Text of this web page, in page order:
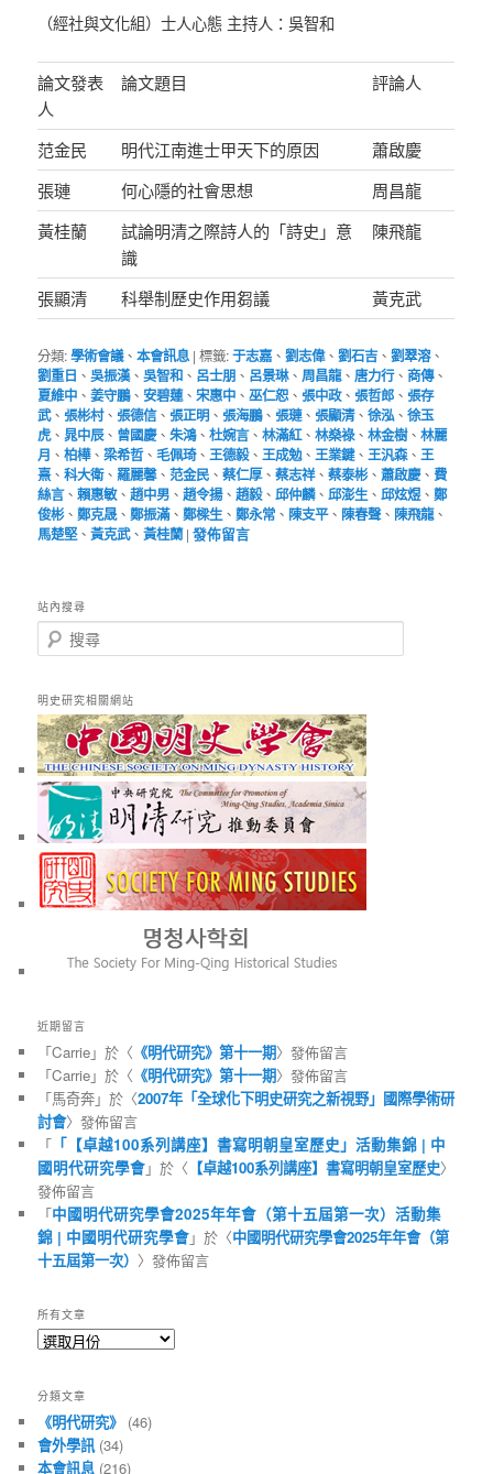
（經社與文化組）士人心態 主持人：吳智和
論文發表
人
論文題目 評論人
范金民 明代江南進士甲天下的原因
蕭啟慶
張璉
何心隱的社會思想
周昌龍
黃桂蘭
試論明清之際詩人的「詩史」意
識
陳飛龍
張顯清 科舉制歷史作用芻議 黃克武
分類:學術會議、本會訊息 |標籤:于志嘉、劉志偉、劉石吉、劉翠溶、
劉重日 、吳振漢、吳智和 、 呂士朋 、 呂景琳、 周昌龍、 唐力行、商傳、
夏維中 、姜守鵬、安碧蓮、 宋惠中 、巫仁恕 、張中政、張哲郎 、張存
武、張彬村、張德信、張正明 、張海鵬、張璉、張顯清、徐泓、徐玉
虎、晁中辰、 曾國慶、朱鴻、杜婉言、林滿紅、林燊祿、林金樹、林麗
月 、柏樺、梁希哲、毛佩琦、王德毅、王成勉、王業鍵、王汎森、王
熹、科大衛、羅麗馨、范金民 、蔡仁厚、蔡志祥、蔡泰彬、蕭啟慶、費
絲言、賴惠敏、趙中男 、趙令揚、趙毅、邱仲麟、邱澎生 、邱炫煜、鄭
俊彬、鄭克晟、鄭振滿、鄭樑生 、鄭永常 、 陳支平、 陳春聲、 陳飛龍、
馬楚堅、黃克武、黃桂蘭 |發佈留言
站內搜尋
搜
尋
明史研究相關網站
近期留言
「Carrie」於〈 《明代研究》第十一期〉發佈留言
「Carrie」於〈 《明代研究》第十一期〉發佈留言
「馬奇奔」於〈2007年「全球化下明史研究之新視野」國際學術研
討會〉發佈留言
「 「【卓越100系列講座】書寫明朝皇室歷史」活動集錦 | 中
國明代研究學會」於〈 【卓越100系列講座】書寫明朝皇室歷史〉
發佈留言
「中國明代研究學會2025年年會（第十五屆第一次）活動集
錦 | 中國明代研究學會」於〈中國明代研究學會2025年年會（第
十五屆第一次） 〉發佈留言
所有文章
所
章
分類文章
《明代研究》 (46)
會外學訊(34)
本會訊息 (216)